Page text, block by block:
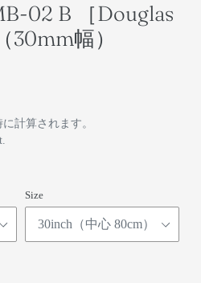
ラ
02 B ［Douglas
30mm幅）
計算されます。
Size